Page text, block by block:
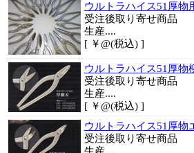
ウルトラハイス51厚物
受注後取り寄せ商品
生産....
[ ￥@(税込) ]
ウルトラハイス51厚物
受注後取り寄せ商品
生産....
[ ￥@(税込) ]
ウルトラハイス51厚物
受注後取り寄せ商品